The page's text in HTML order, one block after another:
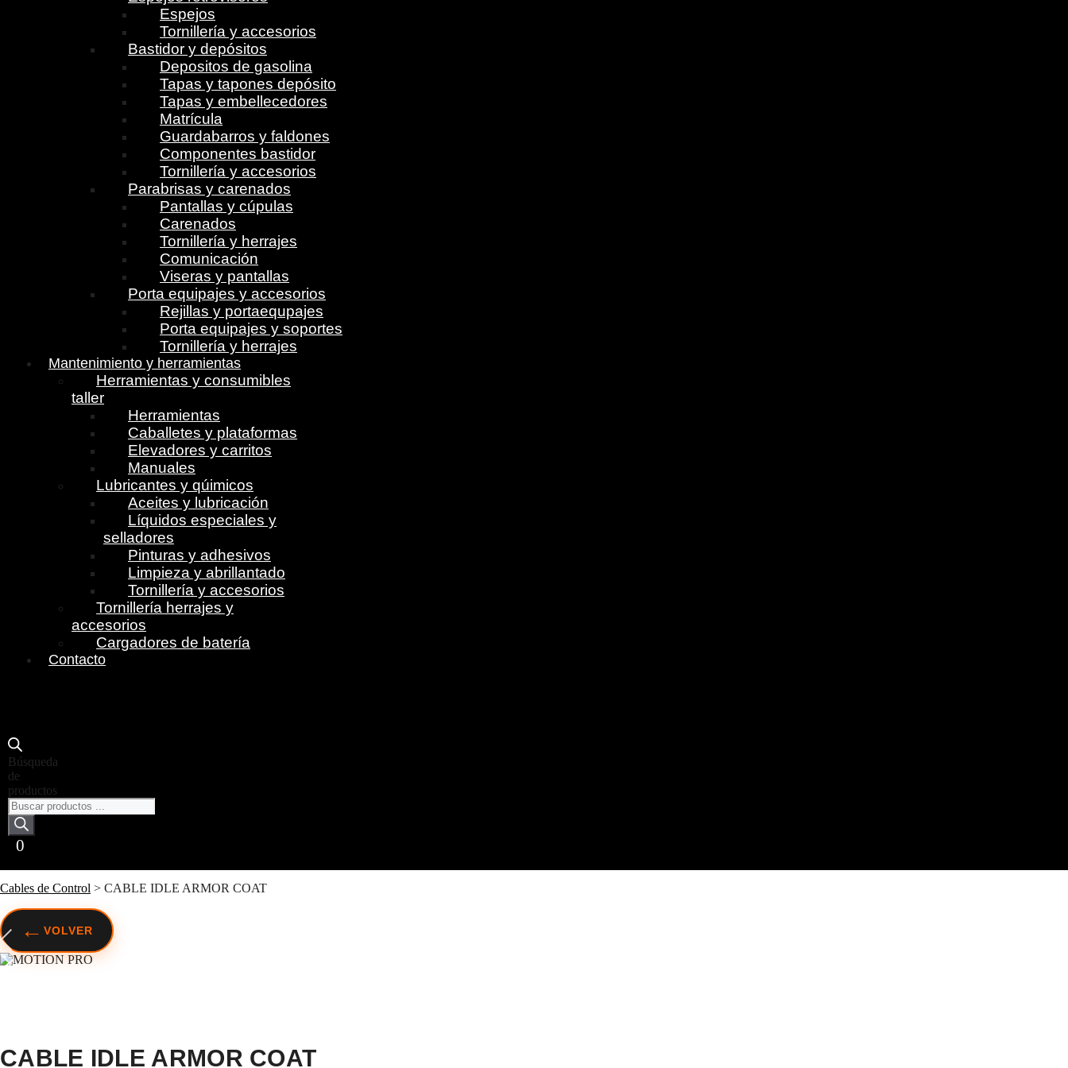
Cables de Control > CABLE IDLE ARMOR COAT
Espejos
Tornillería y accesorios
Bastidor y depósitos
Depositos de gasolina
Tapas y tapones depósito
Tapas y embellecedores
Matrícula
Guardabarros y faldones
Componentes bastidor
Tornillería y accesorios
Parabrisas y carenados
Pantallas y cúpulas
Carenados
Tornillería y herrajes
Comunicación
Viseras y pantallas
Porta equipajes y accesorios
Rejillas y portaequpajes
Porta equipajes y soportes
Tornillería y herrajes
Mantenimiento y herramientas
Herramientas y consumibles
taller
Herramientas
Caballetes y plataformas
Elevadores y carritos
Manuales
Lubricantes y qúimicos
Aceites y lubricación
Líquidos especiales y
selladores
Pinturas y adhesivos
Limpieza y abrillantado
Tornillería y accesorios
Tornillería herrajes y
accesorios
Cargadores de batería
Contacto
Búsqueda
de
productos
0
← VOLVER
CABLE IDLE ARMOR COAT